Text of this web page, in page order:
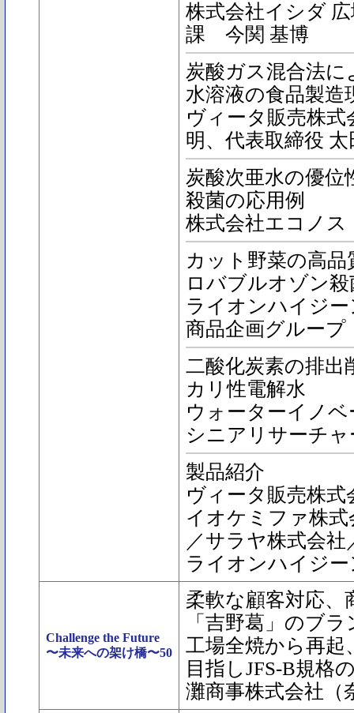
株式会社イシダ
課 今関 基博
炭酸ガス混合法に
水溶液の食品製造
ヴィータ販売株式
明、代表取締役 太
炭酸次亜水の優位
殺菌の応用例
株式会社エコノ
カット野菜の高
ロバブルオゾン殺
ライオンハイジ
商品企画グルー
二酸化炭素の排出
カリ性電解水
ウォーターイノ
シニアリサーチ
製品紹介
ヴィータ販売株
イオケミファ株
／サラヤ株式会
ライオンハイジ
Challenge the Future
〜未来への架け橋〜50
柔軟な顧客対応、
「吉野葛」のブ
工場全焼から再起
目指しJFS-B規格
灘商事株式会社（